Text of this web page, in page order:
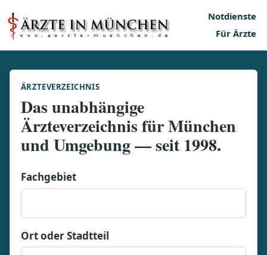
Notdienste
Für Ärzte
ÄRZTEVERZEICHNIS
Das unabhängige
Ärzteverzeichnis für München
und Umgebung — seit 1998.
Fachgebiet
Ort oder Stadtteil